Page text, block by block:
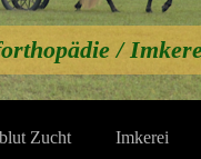
/
Zucht Imkerei